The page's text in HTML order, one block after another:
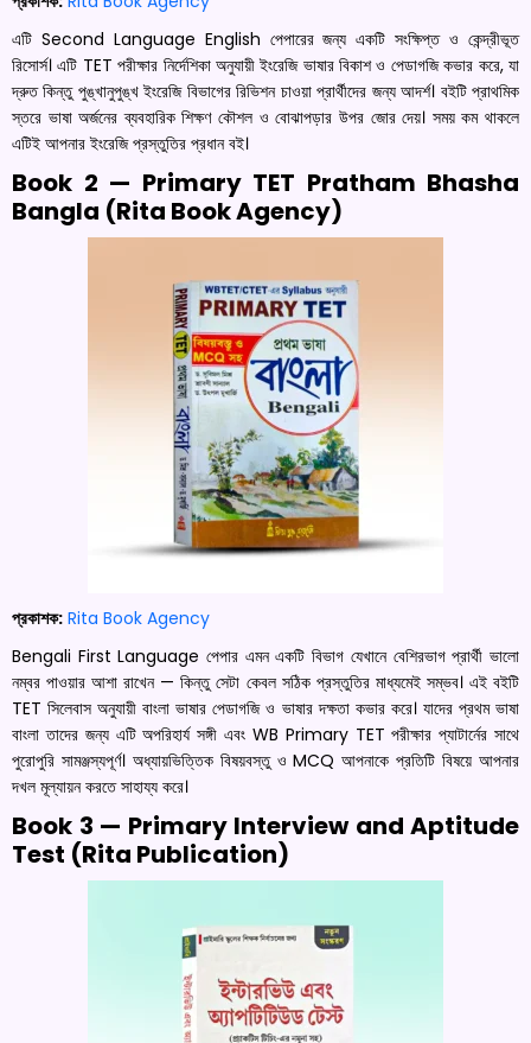
এটি Second Language English পেপারের জন্য একটি সংক্ষিপ্ত ও কেন্দ্রীভূত
রিসোর্স। এটি TET পরীক্ষার নির্দেশিকা অনুযায়ী ইংরেজি ভাষার বিকাশ ও পেডাগজি কভার করে, যা
দ্রুত কিন্তু পুঙ্খানুপুঙ্খ ইংরেজি বিভাগের রিভিশন চাওয়া প্রার্থীদের জন্য আদর্শ। বইটি প্রাথমিক
স্তরে ভাষা অর্জনের ব্যবহারিক শিক্ষণ কৌশল ও বোঝাপড়ার উপর জোর দেয়। সময় কম থাকলে
এটিই আপনার ইংরেজি প্রস্তুতির প্রধান বই।
Book 2 — Primary TET Pratham Bhasha
Bangla (Rita Book Agency)
প্রকাশক: Rita Book Agency
Bengali First Language পেপার এমন একটি বিভাগ যেখানে বেশিরভাগ প্রার্থী ভালো
নম্বর পাওয়ার আশা রাখেন — কিন্তু সেটা কেবল সঠিক প্রস্তুতির মাধ্যমেই সম্ভব। এই বইটি
TET সিলেবাস অনুযায়ী বাংলা ভাষার পেডাগজি ও ভাষার দক্ষতা কভার করে। যাদের প্রথম ভাষা
বাংলা তাদের জন্য এটি অপরিহার্য সঙ্গী এবং WB Primary TET পরীক্ষার প্যাটার্নের সাথে
পুরোপুরি সামঞ্জস্যপূর্ণ। অধ্যায়ভিত্তিক বিষয়বস্তু ও MCQ আপনাকে প্রতিটি বিষয়ে আপনার
দখল মূল্যায়ন করতে সাহায্য করে।
Book 3 — Primary Interview and Aptitude
Test (Rita Publication)